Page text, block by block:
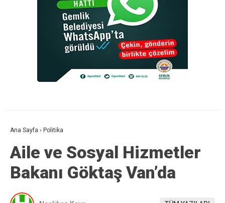
Ana Sayfa › Politika
Aile ve Sosyal Hizmetler
Bakanı Göktaş Van’da